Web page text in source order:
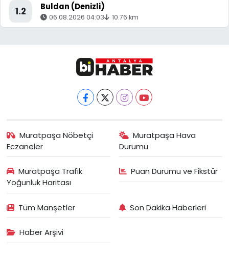
1.2 Buldan (Denizli)
06.08.2026 04:03 10.76 km
Muratpaşa Nöbetçi
Eczaneler
Muratpaşa Hava
Durumu
Muratpaşa Trafik
Yoğunluk Haritası
Puan Durumu ve Fikstür
Tüm Manşetler Son Dakika Haberleri
Haber Arşivi